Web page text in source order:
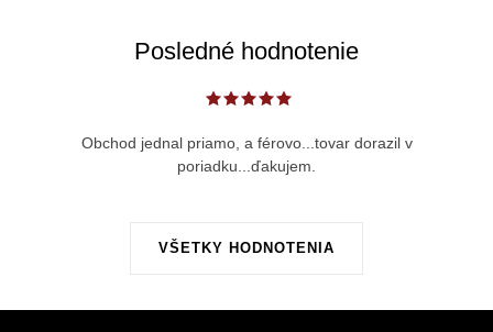
Posledné hodnotenie
VŠETKY HODNOTENIA
Obchod jednal priamo, a férovo...tovar dorazil v
poriadku...ďakujem.